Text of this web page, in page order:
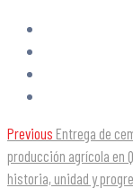
Previous Entrega de
producción agrícola en
historia, unidad y